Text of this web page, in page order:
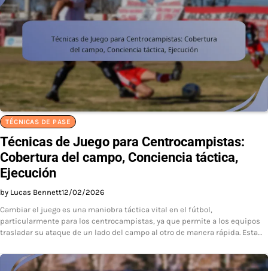
TÉCNICAS DE PASE
Técnicas de Juego para Centrocampistas:
Cobertura del campo, Conciencia táctica,
Ejecución
by Lucas Bennett12/02/2026
Cambiar el juego es una maniobra táctica vital en el fútbol,
particularmente para los centrocampistas, ya que permite a los equipos
trasladar su ataque de un lado del campo al otro de manera rápida. Esta…